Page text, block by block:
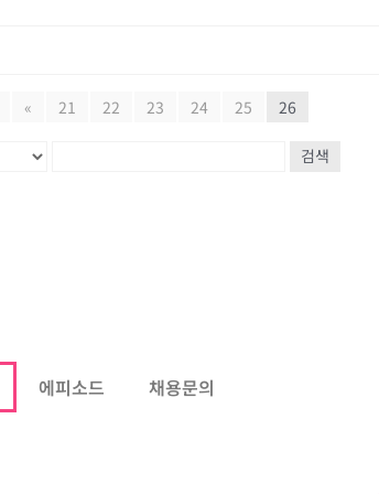
« 21 22 23 24 25 26
검색
에피소드
채용문의